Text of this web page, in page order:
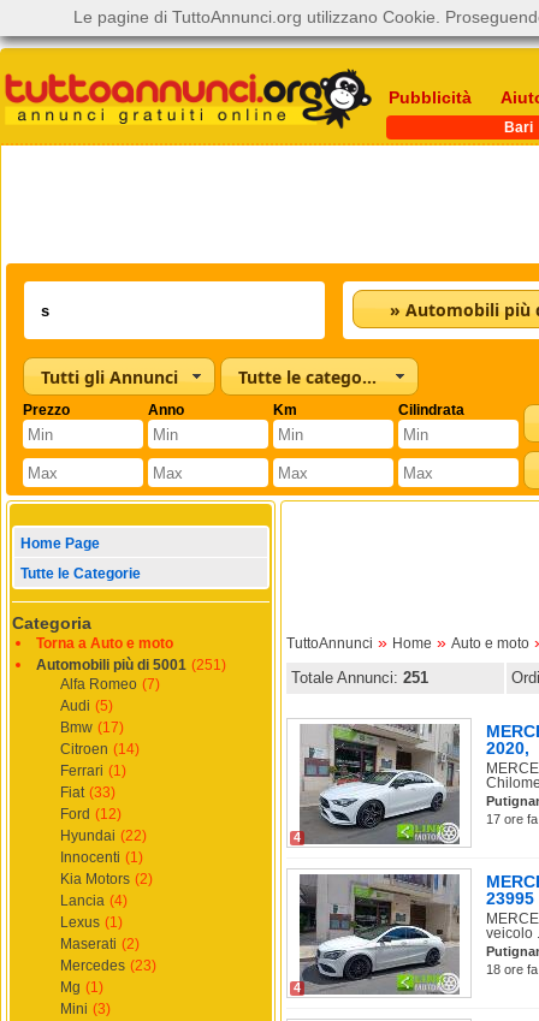
Pubblicità
Bari
Tutti gli Annunci Tutte le categorie
Prezzo Anno Km Cilindrata
Home Page
Tutte le Categorie
Categoria
Torna a Auto e moto
Automobili più di 5001 (251)
Alfa Romeo (7)
Audi (5)
Bmw (17)
Citroen (14)
Ferrari (1)
Fiat (33)
Ford (12)
Hyundai (22)
Innocenti (1)
Kia Motors (2)
Lancia (4)
Lexus (1)
Maserati (2)
Mercedes (23)
Mg (1)
Mini (3)
TuttoAnnunci » Home » Auto e moto
Totale Annunci: 251
4
2020,
17 ore
4
23995
veicolo
18 ore
Le pagine di TuttoAnnunci.org utilizzano Cookie.